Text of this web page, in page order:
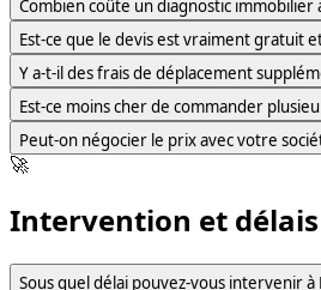
Combien coûte un diagnostic immobilier
Est-ce que le devis est vraiment gratuit
Y a-t-il des frais de déplacement
Est-ce moins cher de commander
Peut-on négocier le prix avec votre
🚀
Intervention et délais
Sous quel délai pouvez-vous intervenir à